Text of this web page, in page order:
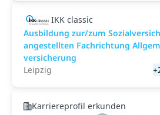
IKK classic
Aus­bild­ung zur/zum
angestellten­ Fach­richtung
versicher­ung
Leipzig
Karriereprofil erkunden